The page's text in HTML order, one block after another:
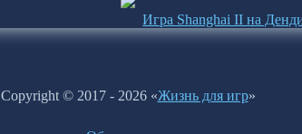
Игра Shanghai II на
Copyright © 2017 - 2026 «Жизнь для игр»